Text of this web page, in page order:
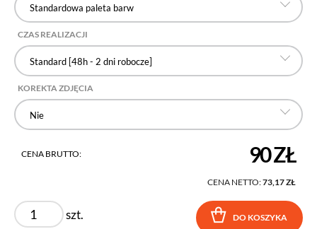
Standardowa paleta barw
CZAS REALIZACJI
Standard [48h - 2 dni robocze]
KOREKTA ZDJĘCIA
Nie
CENA BRUTTO: 90 ZŁ
CENA NETTO:73,17 ZŁ
szt. DO KOSZYKA